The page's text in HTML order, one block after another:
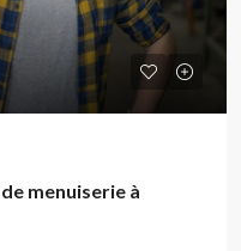
menuiserie à